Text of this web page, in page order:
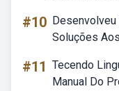
#10
Soluções
#11 Tecendo
Manual Do